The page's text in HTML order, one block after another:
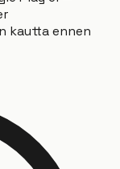
kautta ennen